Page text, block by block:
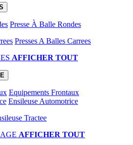
Presse À Balle Rondes
Presses A Balles Carrees
AFFICHER TOUT
Equipements Frontaux
Ensileuse Automotrice
Tractee
AFFICHER TOUT